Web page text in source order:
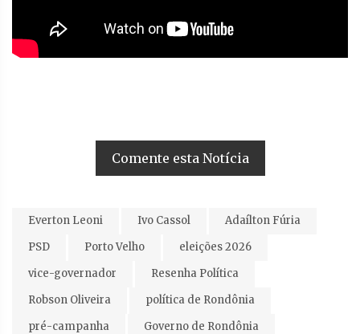
Comente esta Notícia
Everton Leoni Ivo Cassol
Adaílton Fúria
PSD
Porto Velho
eleições 2026
vice-governador
Resenha Política
Robson Oliveira
política de Rondônia
pré-campanha
Governo de Rondônia